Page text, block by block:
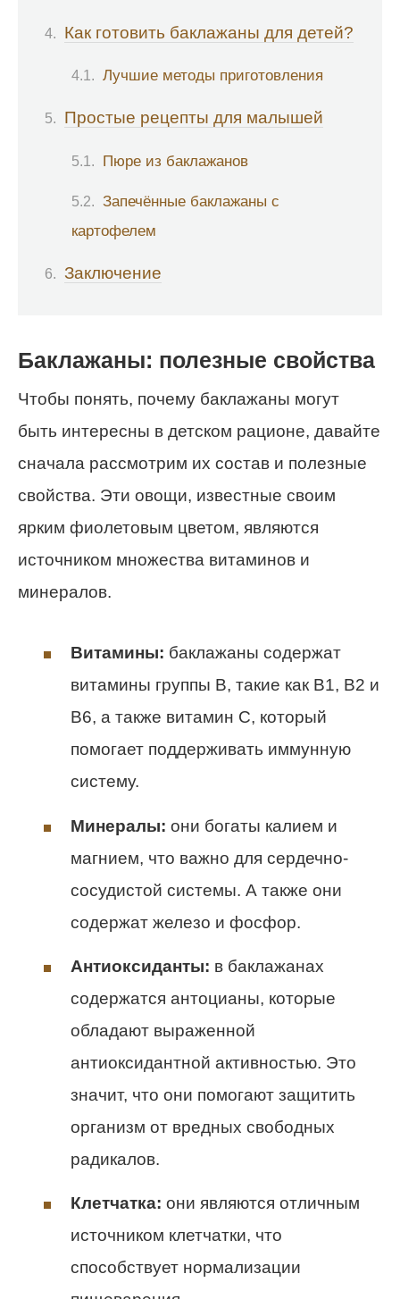
Как готовить баклажаны для детей?
Лучшие методы приготовления
Простые рецепты для малышей
Пюре из баклажанов
Запечённые баклажаны с
картофелем
Заключение
Баклажаны: полезные свойства
Чтобы понять, почему баклажаны могут
быть интересны в детском рационе, давайте
сначала рассмотрим их состав и полезные
свойства. Эти овощи, известные своим
ярким фиолетовым цветом, являются
источником множества витаминов и
минералов.
Витамины: баклажаны содержат
витамины группы B, такие как B1, B2 и
B6, а также витамин C, который
помогает поддерживать иммунную
систему.
Минералы: они богаты калием и
магнием, что важно для сердечно-
сосудистой системы. А также они
содержат железо и фосфор.
Антиоксиданты: в баклажанах
содержатся антоцианы, которые
обладают выраженной
антиоксидантной активностью. Это
значит, что они помогают защитить
организм от вредных свободных
радикалов.
Клетчатка: они являются отличным
источником клетчатки, что
способствует нормализации